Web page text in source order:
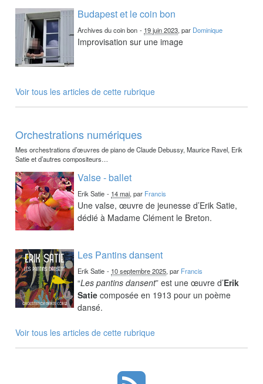
Budapest et le coin bon
Archives du coin bon - 19 juin 2023, par Dominique
Improvisation sur une image
Voir tous les articles de cette rubrique
Orchestrations numériques
Mes orchestrations d’œuvres de piano de Claude Debussy, Maurice Ravel, Erik
Satie et d’autres compositeurs…
Valse - ballet
Erik Satie - 14 mai, par Francis
Une valse, œuvre de jeunesse d’Erik Satie,
dédié à Madame Clément le Breton.
Les Pantins dansent
Erik Satie - 10 septembre 2025, par Francis
“Les pantins dansent” est une œuvre d’Erik
Satie composée en 1913 pour un poème
dansé.
Voir tous les articles de cette rubrique